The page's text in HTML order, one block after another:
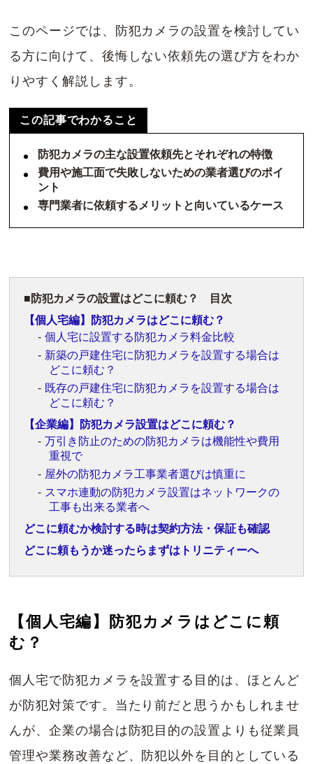
このページでは、防犯カメラの設置を検討してい
る方に向けて、後悔しない依頼先の選び方をわか
りやすく解説します。
この記事でわかること
防犯カメラの主な設置依頼先とそれぞれの特徴
費用や施工面で失敗しないための業者選びのポイ
ント
専門業者に依頼するメリットと向いているケース
防犯カメラの設置はどこに頼む？ 目次
【個人宅編】防犯カメラはどこに頼む？
個人宅に設置する防犯カメラ料金比較
新築の戸建住宅に防犯カメラを設置する場合は
どこに頼む？
既存の戸建住宅に防犯カメラを設置する場合は
どこに頼む？
【企業編】防犯カメラ設置はどこに頼む？
万引き防止のための防犯カメラは機能性や費用
重視で
屋外の防犯カメラ工事業者選びは慎重に
スマホ連動の防犯カメラ設置はネットワークの
工事も出来る業者へ
どこに頼むか検討する時は契約方法・保証も確認
どこに頼もうか迷ったらまずはトリニティーへ
【個人宅編】防犯カメラはどこに頼
む？
個人宅で防犯カメラを設置する目的は、ほとんど
が防犯対策です。当たり前だと思うかもしれませ
んが、企業の場合は防犯目的の設置よりも従業員
管理や業務改善など、防犯以外を目的としている